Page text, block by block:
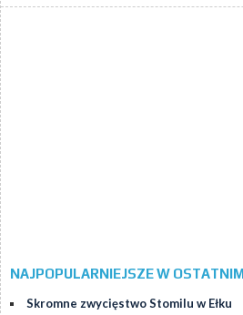
NAJPOPULARNIEJSZE W
Skromne zwycięstwo Stomilu w Ełku